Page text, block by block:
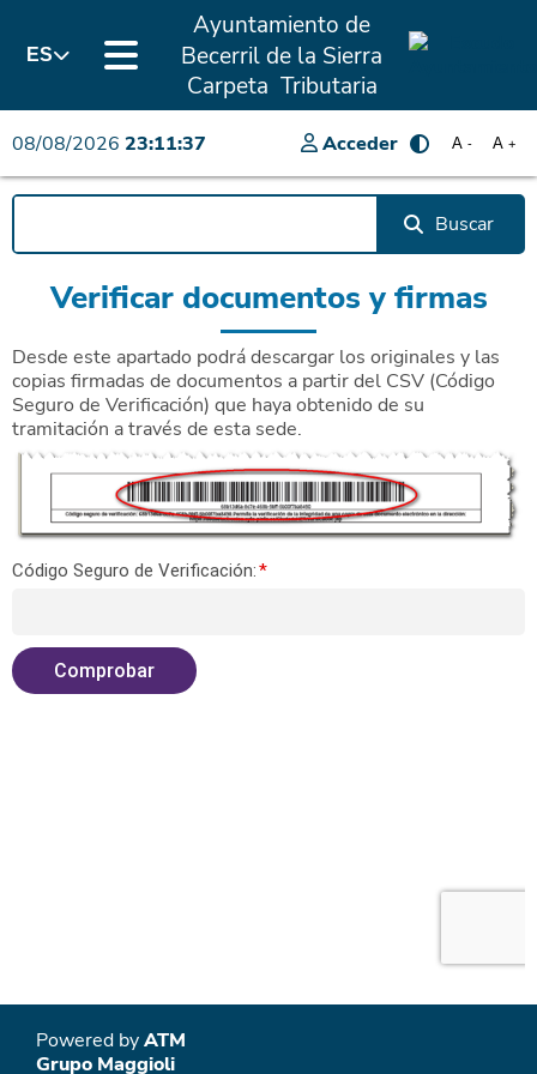
ES
Ayuntamiento de
Becerril de la Sierra
Carpeta Tributaria
08/08/2026 23:11:37 Acceder A +
A -
Buscar
Verificar documentos y firmas
Desde este apartado podrá descargar los originales y las
copias firmadas de documentos a partir del CSV (Código
Seguro de Verificación) que haya obtenido de su
tramitación a través de esta sede.
Powered byATM
Grupo Maggioli